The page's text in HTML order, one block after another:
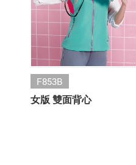
F853B
女版 雙面背心